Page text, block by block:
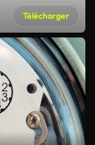
Télécharger